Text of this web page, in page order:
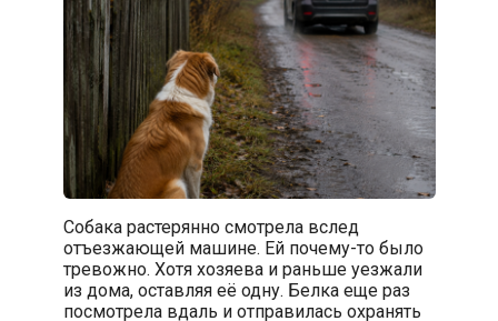
Собака растерянно смотрела вслед
отъезжающей машине. Ей почему-то было
тревожно. Хотя хозяева и раньше уезжали
из дома, оставляя её одну. Белка еще раз
посмотрела вдаль и отправилась охранять